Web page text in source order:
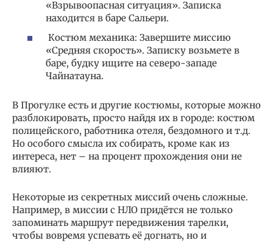
«Взрывоопасная ситуация». Записка
находится в баре Сальери.
Костюм механика: Завершите миссию
«Средняя скорость». Записку возьмете в
баре, будку ищите на северо-западе
Чайнатауна.
В Прогулке есть и другие костюмы, которые можно
разблокировать, просто найдя их в городе: костюм
полицейского, работника отеля, бездомного и т.д.
Но особого смысла их собирать, кроме как из
интереса, нет – на процент прохождения они не
влияют.
Некоторые из секретных миссий очень сложные.
Например, в миссии с НЛО придётся не только
запоминать маршрут передвижения тарелки,
чтобы вовремя успевать её догнать, но и